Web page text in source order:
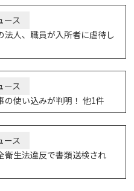
ース
人、職員が入所者に虐待し
ース
の使い込みが判明！ 他1件
ース
衛生法違反で書類送検され